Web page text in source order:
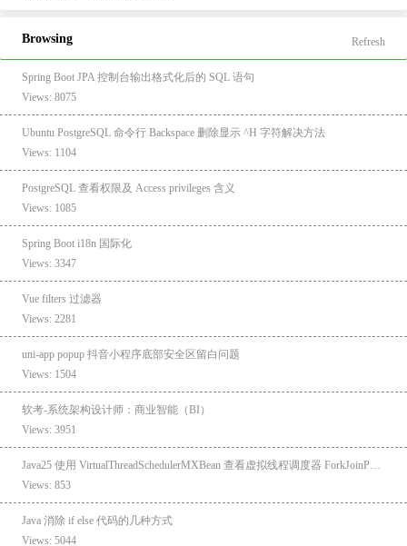
Browsing Refresh
Spring Boot JPA 控制台输出格式化后的 SQL 语句
Views: 8075
Ubuntu PostgreSQL 命令行 Backspace 删除显示 ^H 字符解决方法
Views: 1104
PostgreSQL 查看权限及 Access privileges 含义
Views: 1085
Spring Boot i18n 国际化
Views: 3347
Vue filters 过滤器
Views: 2281
uni-app popup 抖音小程序底部安全区留白问题
Views: 1504
软考-系统架构设计师：商业智能（BI）
Views: 3951
Views: 853
Java 消除 if else 代码的几种方式
Views: 5044